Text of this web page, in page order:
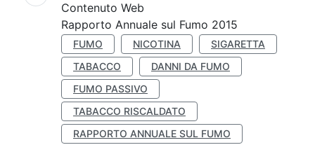
Contenuto Web
Rapporto Annuale sul Fumo 2015
FUMO NICOTINA
SIGARETTA
TABACCO
DANNI DA FUMO
FUMO PASSIVO
TABACCO RISCALDATO
RAPPORTO ANNUALE SUL FUMO